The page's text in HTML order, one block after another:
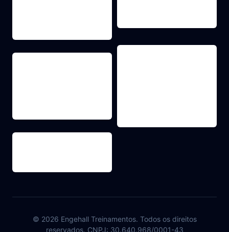
© 2026 Engehall Treinamentos. Todos os direitos
reservados. CNPJ: 30.640.968/0001-43